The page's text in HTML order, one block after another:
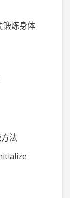
锻炼身体
法